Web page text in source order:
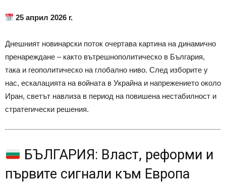
25 април 2026 г.
Днешният новинарски поток очертава картина на динамично
пренареждане – както вътрешнополитическо в България,
така и геополитическо на глобално ниво. След изборите у
нас, ескалацията на войната в Украйна и напрежението около
Иран, светът навлиза в период на повишена нестабилност и
стратегически решения.
БЪЛГАРИЯ: Власт, реформи и
първите сигнали към Европа